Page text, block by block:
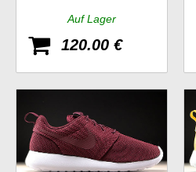
Auf Lager
120.00 €